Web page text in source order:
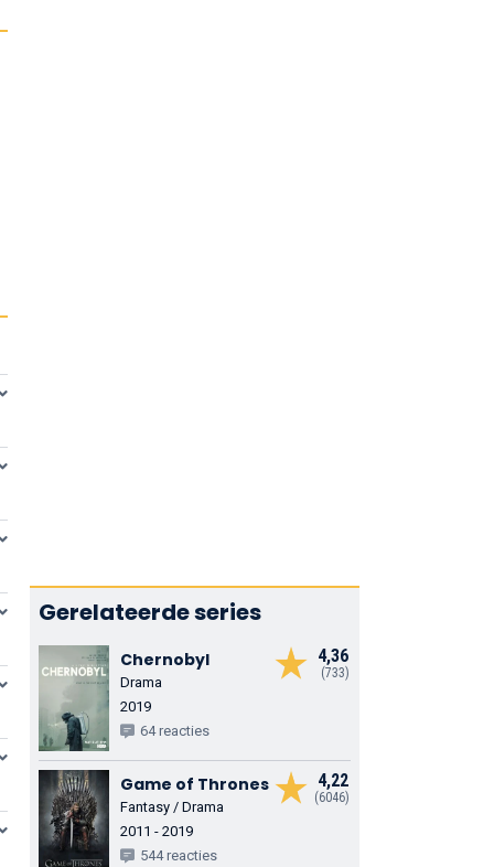
Gerelateerde series
4,36
(733)
Chernobyl
Drama
2019
64 reacties
4,22
(6046)
Game of Thrones
Fantasy / Drama
2011 - 2019
544 reacties